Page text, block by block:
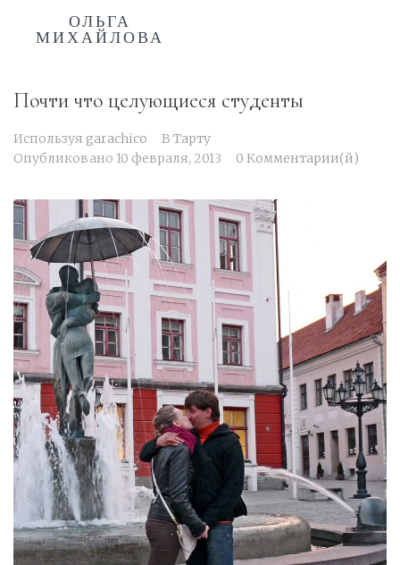
ОЛЬГА
МИХАЙЛОВА
Почти что целующиеся студенты
Используя garachico В Тарту
Опубликовано 10 февраля, 2013 0 Комментарии(й)